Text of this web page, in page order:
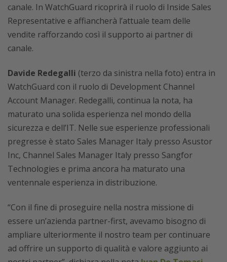
canale. In WatchGuard ricoprirà il ruolo di Inside Sales
Representative e affiancherà l’attuale team delle
vendite rafforzando così il supporto ai partner di
canale.
Davide Redegalli (terzo da sinistra nella foto) entra in
WatchGuard con il ruolo di Development Channel
Account Manager. Redegalli, continua la nota, ha
maturato una solida esperienza nel mondo della
sicurezza e dell’IT. Nelle sue esperienze professionali
pregresse è stato Sales Manager Italy presso Asustor
Inc, Channel Sales Manager Italy presso Sangfor
Technologies e prima ancora ha maturato una
ventennale esperienza in distribuzione.
“Con il fine di proseguire nella nostra missione di
essere un’azienda partner-first, avevamo bisogno di
ampliare ulteriormente il nostro team per continuare
ad offrire un supporto di qualità e valore aggiunto ai